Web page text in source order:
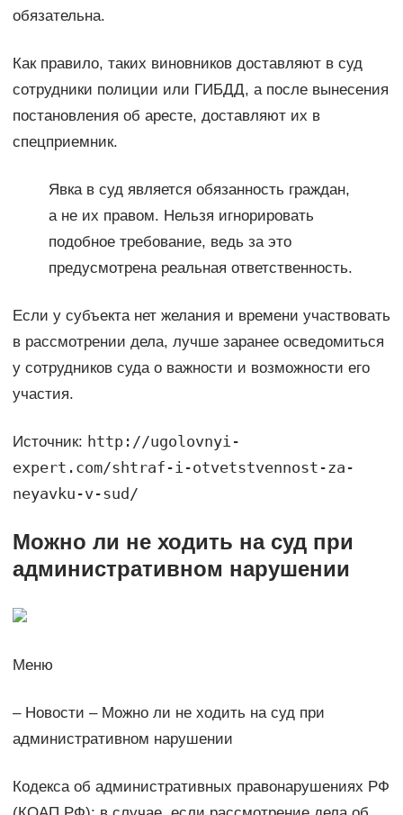
обязательна.
Как правило, таких виновников доставляют в суд
сотрудники полиции или ГИБДД, а после вынесения
постановления об аресте, доставляют их в
спецприемник.
Явка в суд является обязанность граждан,
а не их правом. Нельзя игнорировать
подобное требование, ведь за это
предусмотрена реальная ответственность.
Если у субъекта нет желания и времени участвовать
в рассмотрении дела, лучше заранее осведомиться
у сотрудников суда о важности и возможности его
участия.
Источник: http://ugolovnyi-
expert.com/shtraf-i-otvetstvennost-za-
neyavku-v-sud/
Можно ли не ходить на суд при
административном нарушении
Меню
– Новости – Можно ли не ходить на суд при
административном нарушении
Кодекса об административных правонарушениях РФ